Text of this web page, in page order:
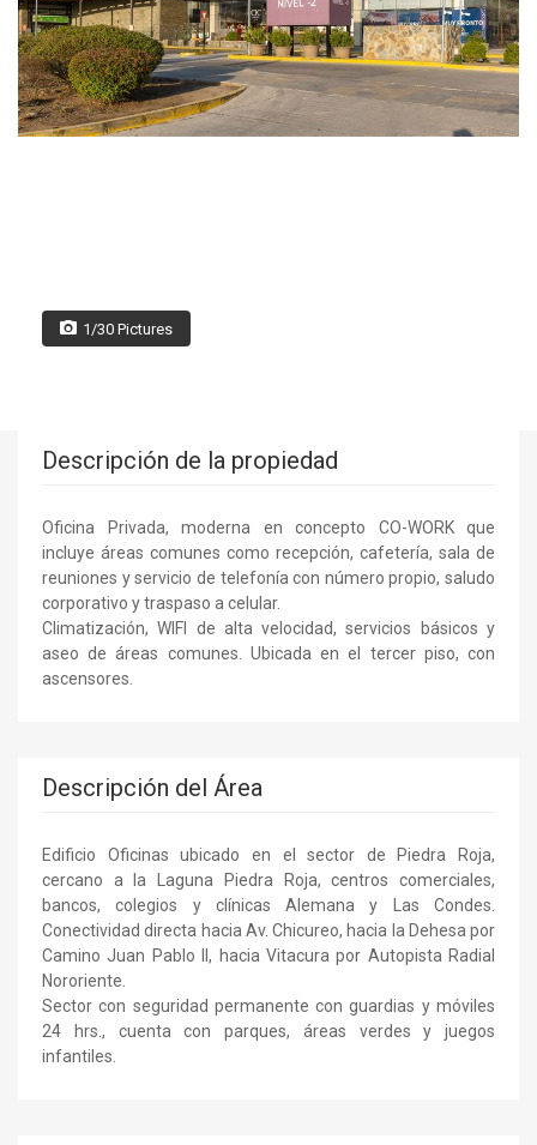
1/30 Pictures
Descripción de la propiedad
Oficina Privada, moderna en concepto CO-WORK que
incluye áreas comunes como recepción, cafetería, sala de
reuniones y servicio de telefonía con número propio, saludo
corporativo y traspaso a celular.
Climatización, WIFI de alta velocidad, servicios básicos y
aseo de áreas comunes. Ubicada en el tercer piso, con
ascensores.
Descripción del Área
Edificio Oficinas ubicado en el sector de Piedra Roja,
cercano a la Laguna Piedra Roja, centros comerciales,
bancos, colegios y clínicas Alemana y Las Condes.
Conectividad directa hacia Av. Chicureo, hacia la Dehesa por
Camino Juan Pablo II, hacia Vitacura por Autopista Radial
Nororiente.
Sector con seguridad permanente con guardias y móviles
24 hrs., cuenta con parques, áreas verdes y juegos
infantiles.